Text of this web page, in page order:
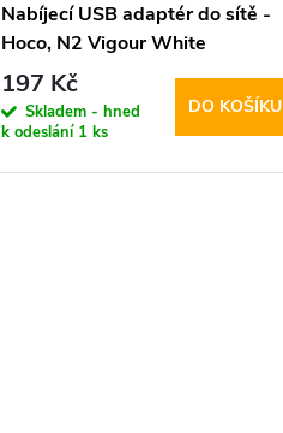
Nabíjecí USB adaptér do sítě -
Hoco, N2 Vigour White
197 Kč
Skladem - hned
k odeslání 1 ks
DO KOŠÍKU